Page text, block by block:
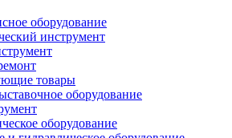
оборудование
инструмент
товары
оборудование
оборудование